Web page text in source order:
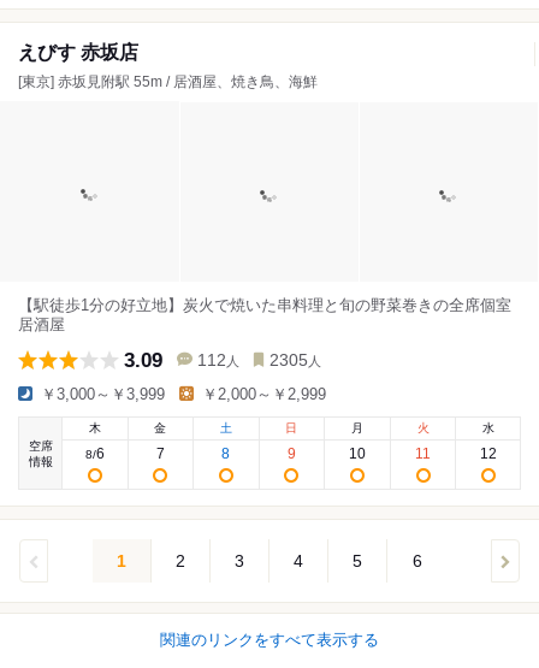
えびす 赤坂店
[東京] 赤坂見附駅 55m / 居酒屋、焼き鳥、海鮮
【駅徒歩1分の好立地】炭火で焼いた串料理と旬の野菜巻きの全席個室
居酒屋
3.09 112 人 2305 人
￥3,000～￥3,999 ￥2,000～￥2,999
空席
情報
木
8/6
金
7
土
8
日
9
月
10
火
11
水
12
1 2 3 4 5 6
関連のリンクをすべて表示する